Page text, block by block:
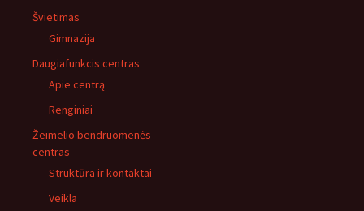
Švietimas
Gimnazija
Daugiafunkcis centras
Apie centrą
Renginiai
Žeimelio bendruomenės
centras
Struktūra ir kontaktai
Veikla